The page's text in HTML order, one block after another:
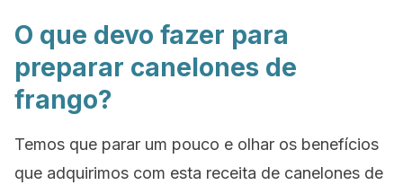
O que devo fazer para
preparar canelones de
frango?
Temos que parar um pouco e olhar os benefícios
que adquirimos com esta receita de canelones de